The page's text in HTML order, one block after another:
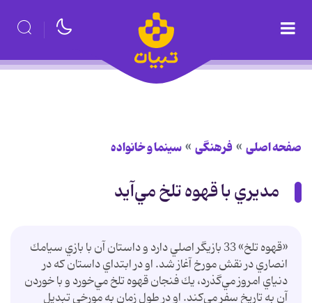
صفحه اصلی فرهنگی سینما و خانواده
مديري با قهوه تلخ مي‌آيد
«قهوه تلخ» 33 بازيگر اصلي دارد و داستان آن با بازي سيامك
انصاري در نقش مورخ آغاز ‌شد. او در ابتداي داستان كه در
دنياي امروز مي‌گذرد، يك فنجان قهوه تلخ مي‌خورد و با خوردن
آن به تاريخ سفر مي‌كند. او در طول زمان به مورخي تبديل